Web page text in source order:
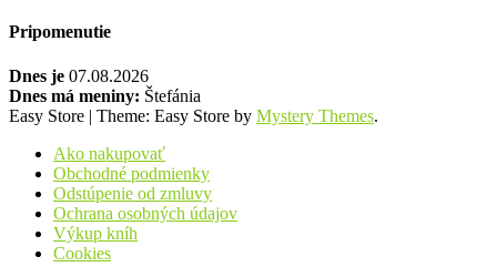
Pripomenutie
Dnes je 07.08.2026
Dnes má meniny: Štefánia
Easy Store | Theme: Easy Store by Mystery Themes.
Ako nakupovať
Obchodné podmienky
Odstúpenie od zmluvy
Ochrana osobných údajov
Výkup kníh
Cookies